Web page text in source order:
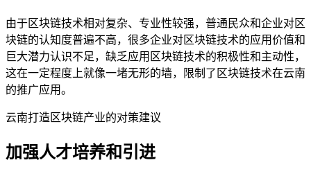
由于区块链技术相对复杂、专业性较强，普通民众和企业对区
块链的认知度普遍不高，很多企业对区块链技术的应用价值和
巨大潜力认识不足，缺乏应用区块链技术的积极性和主动性，
这在一定程度上就像一堵无形的墙，限制了区块链技术在云南
的推广应用。
云南打造区块链产业的对策建议
加强人才培养和引进